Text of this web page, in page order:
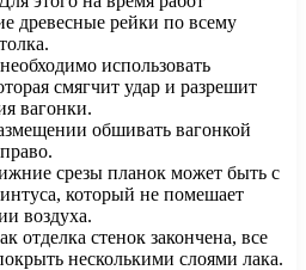
древесные рейки по всему
использовать
смягчит удар и разрешит
вагонки.
обшивать вагонкой
срезы планок может быть с
который не помешает
воздуха.
отделка стенок закончена, все
несколькими слоями лака.